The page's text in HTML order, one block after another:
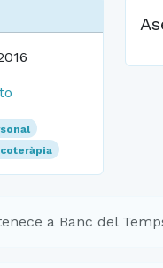
a Banc del